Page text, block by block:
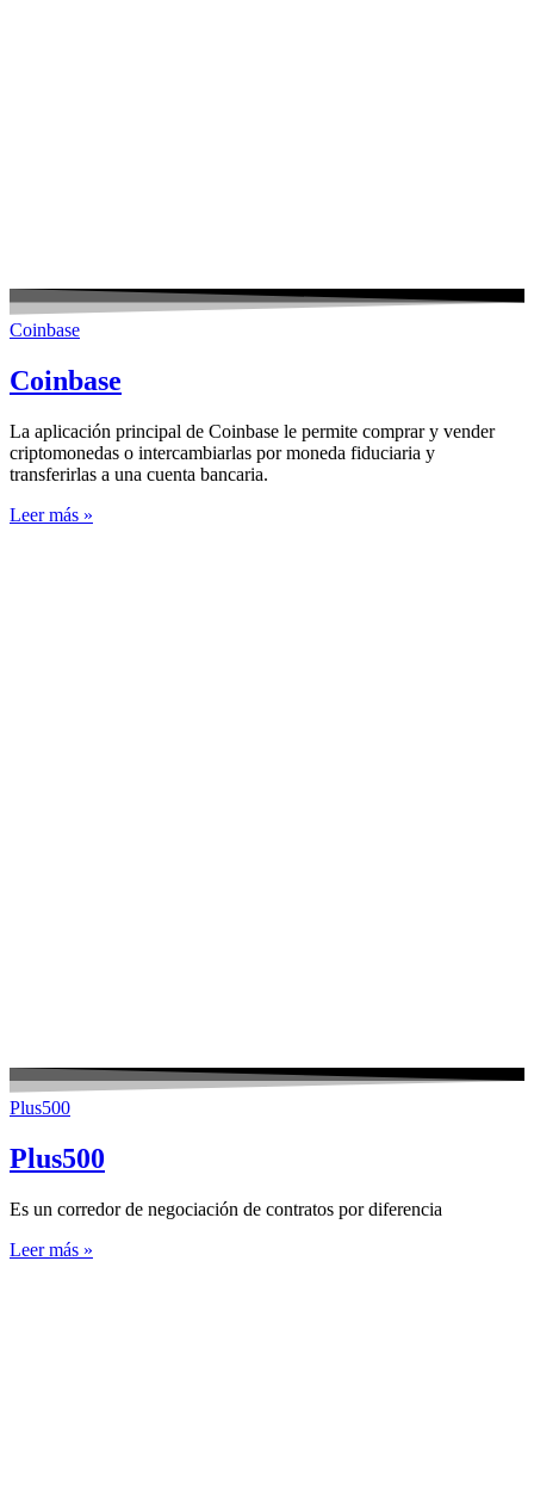
Coinbase
Coinbase
La aplicación principal de Coinbase le permite comprar y vender
criptomonedas o intercambiarlas por moneda fiduciaria y
transferirlas a una cuenta bancaria.
Leer más »
Plus500
Plus500
Es un corredor de negociación de contratos por diferencia
Leer más »